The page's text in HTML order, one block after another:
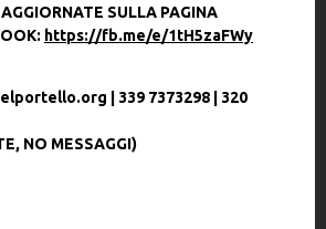
SULLA PAGINA
https://fb.me/e/1tH5zaFWy
| 339 7373298 | 320
NO MESSAGGI)